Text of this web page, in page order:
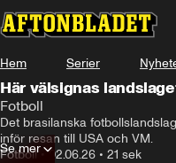
Hem Serier
Här välsignas
Fotboll
Det brasilanska
inför resan till USA och VM.
Fotboll•02.06.26 • 21 sek
Se mer